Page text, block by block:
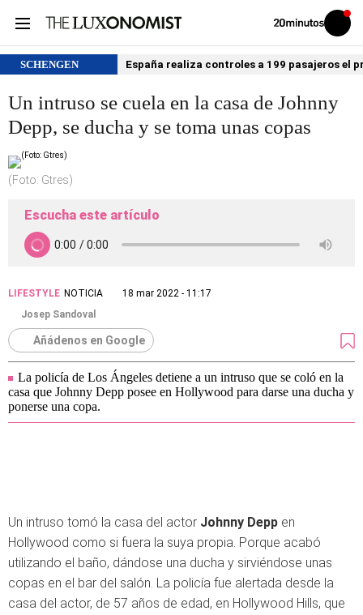
Volver
Iniciar
sesión
SCHENGEN España realiza controles a 199 pasajeros el
Un intruso se cuela en la casa de Johnny
Depp, se ducha y se toma unas copas
(Foto: Gtres)
Escucha este artículo
LIFESTYLE NOTICIA
18 mar 2022 - 11:17
Josep Sandoval
Añádenos en Google
La policía de Los Ángeles detiene a un intruso que se coló en la
casa que Johnny Depp posee en Hollywood para darse una ducha y
ponerse una copa.
Un intruso tomó la casa del actor Johnny Depp en
Hollywood como si fuera la suya propia. Porque acabó
utilizando el baño, dándose una ducha y sirviéndose unas
copas en el bar del salón. La policía fue alertada desde la
casa del actor, de 57 años de edad, en Hollywood Hills, que